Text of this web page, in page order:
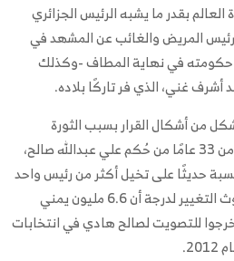
بقدر ما يشبه الرئيس الجزائري
المريض والغائب عن المشهد في
حكومته في نهاية المطاف -وكذلك
أشرف غني، الذي فر تاركًا بلاده.
من أشكال القرار بسبب الثورة
اليمنية عام 2011. فبعد أكثر من 33 عامًا من حُكم علي عبدالله صالح،
حديثًا على تخيل أكثر من رئيس واحد
في حياتنا. تأثرنا بإمكانية حدوث التغيير لدرجة أن 6.6 مليون يمني
-خرجوا للتصويت لصالح هادي في انتخابات